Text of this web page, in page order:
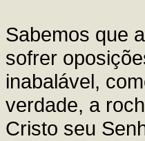
Sabemos que
sofrer
inabalável,
verdade, a
Cristo seu